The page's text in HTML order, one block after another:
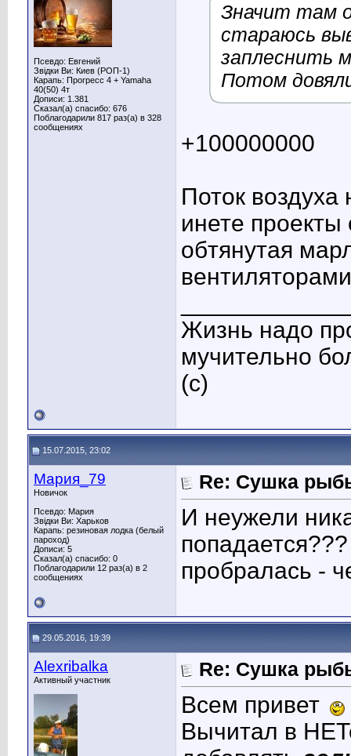
Псевдо: Евгений
Звідки Ви: Киев (РОП-1)
Карапь: Прогресс 4 + Yamaha
40(50) 4т
Дописи: 1.381
Сказал(а) спасибо: 676
Поблагодарили 817 раз(а) в 328
сообщениях
Значит там
стараюсь
заплеснить
Потом
+100000000
Поток
инете
обтянутая
Жизнь надо
мучительно
(c)
15.07.2015, 23:02
Мария_79
Новичок
Псевдо: Мария
Звідки Ви: Харьков
Карапь: резиновая лодка (белый
пароход)
Дописи: 5
Сказал(а) спасибо: 0
Поблагодарили 12 раз(а) в 2
сообщениях
Re: Сушка
И неужели
пробралась -
29.05.2016, 19:39
Alexribalka
Активный участник Re: Сушка
Всем привет
Вычитал в